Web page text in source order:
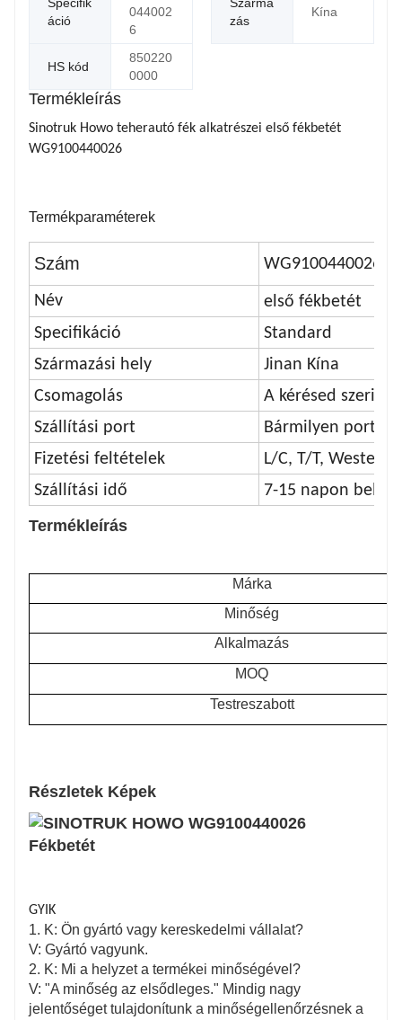
áció
044002
6
zás
Kína
HS kód
850220
0000
Termékleírás
Sinotruk Howo teherautó fék alkatrészei első fékbetét
WG9100440026
Termékparaméterek
Szám WG9100440026
Név
első fékbetét
Specifikáció
Standard
Származási hely
Jinan Kína
Csomagolás
A kérésed szerint
Szállítási port
Bármilyen port
Fizetési feltételek
L/C, T/T, Western
Szállítási idő
7-15 napon belül
Termékleírás
Márka
Minőség
Alkalmazás
MOQ
Testreszabott
Részletek Képek
GYIK
1. K: Ön gyártó vagy kereskedelmi vállalat?
V: Gyártó vagyunk.
2. K: Mi a helyzet a termékei minőségével?
V: "A minőség az elsődleges." Mindig nagy
jelentőséget tulajdonítunk a minőségellenőrzésnek a